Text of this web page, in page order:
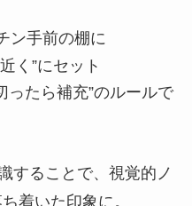
ン手前の棚に
く”にセット
ったら補充”のルールで
することで、視覚的ノ
着いた印象に。